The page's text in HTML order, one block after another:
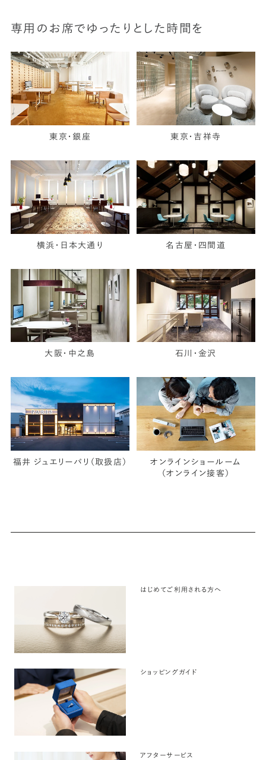
専用のお席でゆったりとした時間を
東京・銀座 東京・吉祥寺
横浜・日本大通り 名古屋・四間道
大阪・中之島 石川・金沢
福井 ジュエリーパリ（取扱店）
オンラインショールーム
（オンライン接客）
はじめてご利用される方へ
ショッピングガイド
アフターサービス